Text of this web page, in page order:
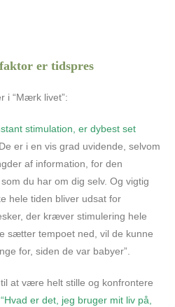
er tidspres
i “Mærk livet”:
stimulation, er dybest set
er i en vis grad uvidende, selvom
af information, for den
du har om dig selv. Og vigtig
hele tiden bliver udsat for
der kræver stimulering hele
sætter tempoet ned, vil de kunne
for, siden de var babyer”.
at være helt stille og konfrontere
“Hvad er det, jeg bruger mit liv på,